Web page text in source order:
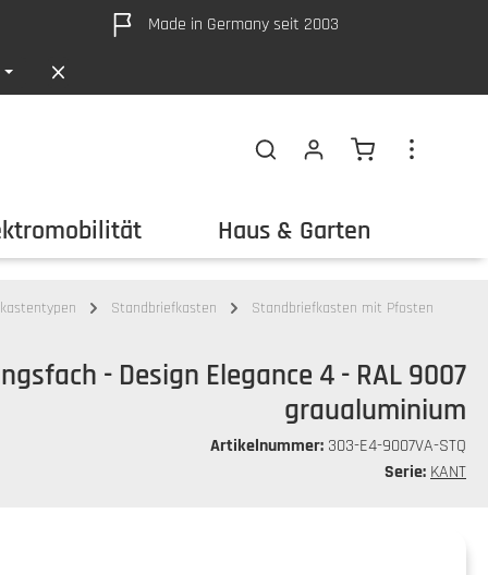
Made in Germany seit 2003
Warenkorb
Haus & Garten
Standbriefkasten Standbriefkasten mit Pfosten
- Design Elegance 4 - RAL 9007
graualuminium
Artikelnummer: 303-E4-9007VA-STQ
Serie: KANT